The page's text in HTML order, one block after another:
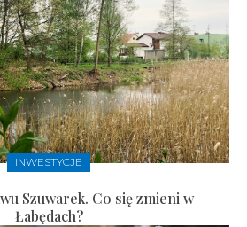
INWESTYCJE
Szuwarek. Co się zmieni w
Łabędach?